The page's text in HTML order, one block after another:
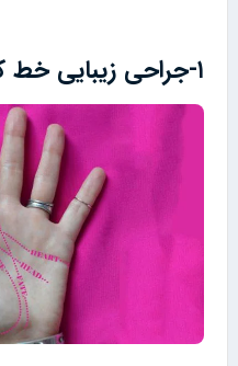
۱-جراحی زیبایی خط کف دست